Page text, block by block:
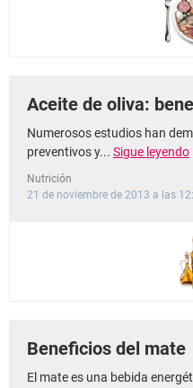
Aceite de oliva:
Numerosos estudios han
preventivos y... Sigue leyendo
Nutrición
21 de noviembre de 2013 a las
Beneficios del mate
El mate es una bebida